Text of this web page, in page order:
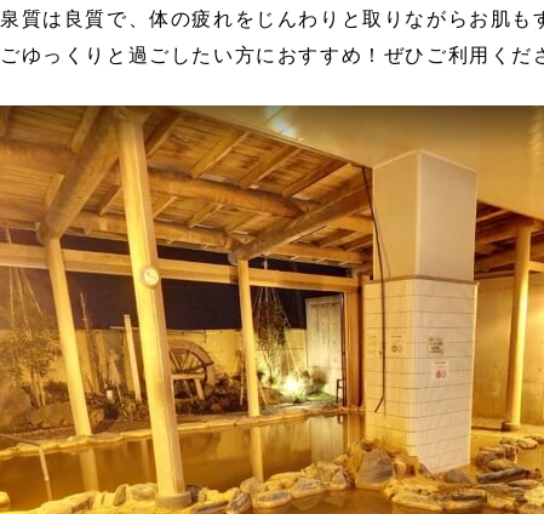
泉質は良質で、体の疲れをじんわりと取りながらお肌も
ごゆっくりと過ごしたい方におすすめ！ぜひご利用くだ